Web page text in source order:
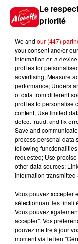
Le
priorité
We and our (447)
your consent and/or
information on a
profiles for
advertising; Measure
performance;
of data from different
profiles to personalise
content; Use limited
detect fraud, and fix
Save and
process personal data
following
requested; Use
other data sources;
information transmitted
Vous pouvez accepter
sélectionnant les
Vous pouvez
accepter". Vos
pouvez mettre à jour
moment via le lien